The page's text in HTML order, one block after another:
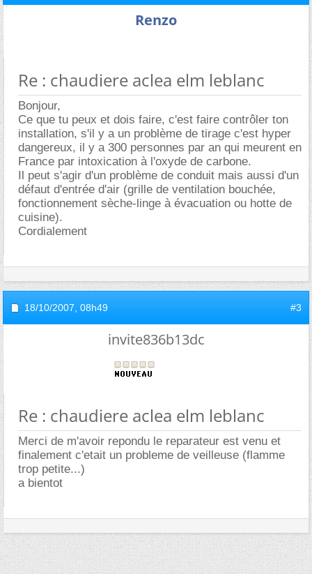
Renzo
Re : chaudiere aclea elm leblanc
Bonjour,
Ce que tu peux et dois faire, c'est faire contrôler ton
installation, s'il y a un problème de tirage c'est hyper
dangereux, il y a 300 personnes par an qui meurent en
France par intoxication à l'oxyde de carbone.
Il peut s'agir d'un problème de conduit mais aussi d'un
défaut d'entrée d'air (grille de ventilation bouchée,
fonctionnement sèche-linge à évacuation ou hotte de
cuisine).
Cordialement
18/10/2007, 08h49 #3
invite836b13dc
Re : chaudiere aclea elm leblanc
Merci de m'avoir repondu le reparateur est venu et
finalement c'etait un probleme de veilleuse (flamme
trop petite...)
a bientot